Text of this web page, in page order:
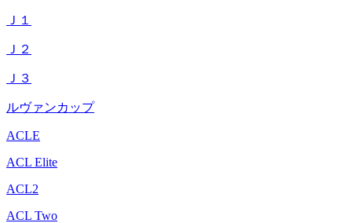
Ｊ１
Ｊ２
Ｊ３
ルヴァンカップ
ACLE
ACL Elite
ACL2
ACL Two